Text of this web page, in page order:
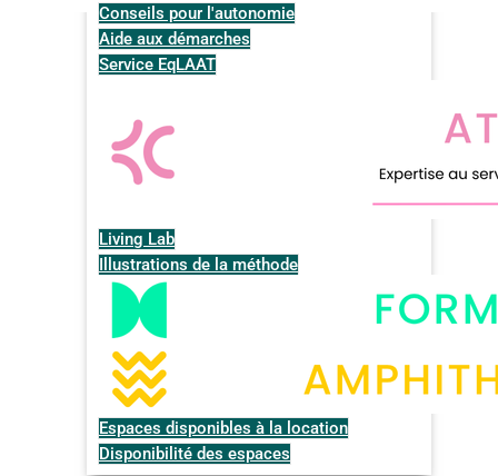
Conseils pour l'autonomie
Aide aux démarches
Service EqLAAT
Living Lab
Illustrations de la méthode
Espaces disponibles à la location
Disponibilité des espaces